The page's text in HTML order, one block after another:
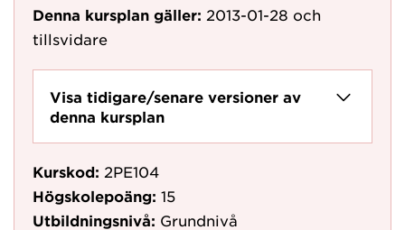
Denna kursplan gäller: 2013-01-28 och
tillsvidare
Visa tidigare/senare versioner av
denna kursplan
Kurskod: 2PE104
Högskolepoäng: 15
Utbildningsnivå: Grundnivå